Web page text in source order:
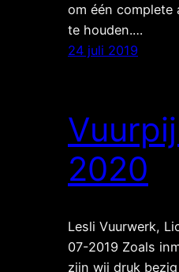
om één complete
te houden.…
24 juli 2019
2020
Lesli Vuurwerk,
07-2019 Zoals
zijn wij druk